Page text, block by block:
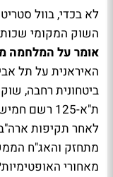
לא בכדי, בוול
השוק המקומי
אומר על המלחמה
האיראנית על תל
ביטחונית רחבה,
ת"א-125
לאחר תקיפות
מתחזק והאג"ח
מאחורי